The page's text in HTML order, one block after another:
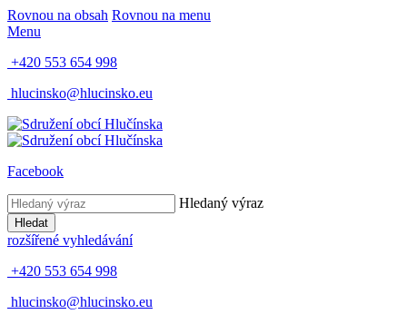
Rovnou na obsah Rovnou na menu
Menu
+420 553 654 998
hlucinsko@hlucinsko.eu
Facebook
Hledaný výraz
Hledat
rozšířené vyhledávání
+420 553 654 998
hlucinsko@hlucinsko.eu